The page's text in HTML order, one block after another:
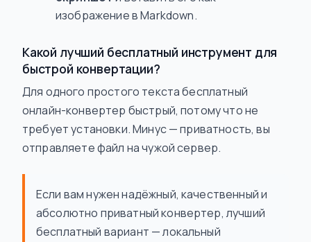
изображение в Markdown.
Какой лучший бесплатный инструмент для
быстрой конвертации?
Для одного простого текста бесплатный
онлайн-конвертер быстрый, потому что не
требует установки. Минус — приватность, вы
отправляете файл на чужой сервер.
Если вам нужен надёжный, качественный и
абсолютно приватный конвертер, лучший
бесплатный вариант — локальный